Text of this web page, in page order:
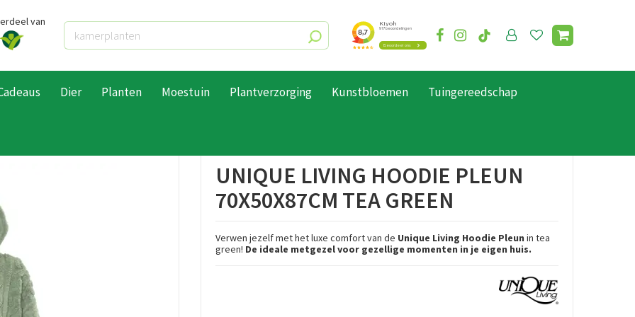
van
Dier Planten Moestuin Plantverzorging Kunstbloemen Tuingereedschap
UNIQUE LIVING HOODIE PLEUN
70X50X87CM TEA GREEN
Verwen jezelf met het luxe comfort van de Unique Living Hoodie Pleun in tea
green! De ideale metgezel voor gezellige momenten in je eigen huis.